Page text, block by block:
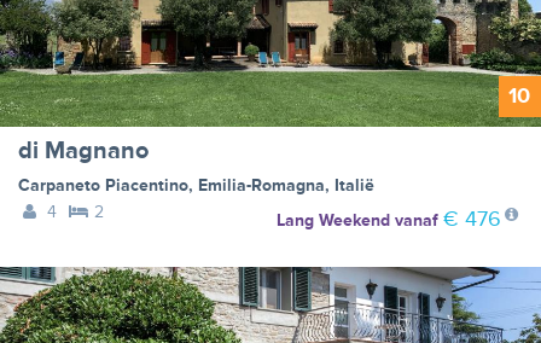
10
di Magnano
Carpaneto Piacentino, Emilia-Romagna, Italië
4
2 Lang Weekendvanaf € 476